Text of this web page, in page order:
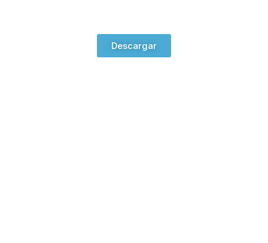
Descargar